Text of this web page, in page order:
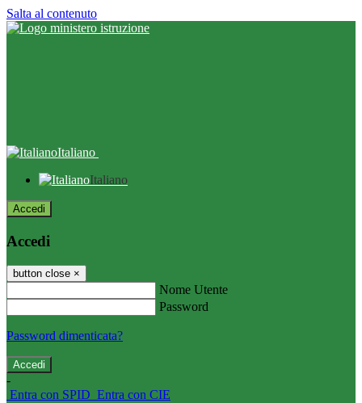
Salta al contenuto
Italiano
Italiano
Accedi
Accedi
button close ×
Nome Utente
Password
Password dimenticata?
-
Entra con SPID Entra con CIE